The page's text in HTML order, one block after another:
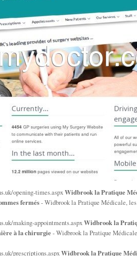
opening-times.aspx Widbrook la Pratique
fermés- Widbrook la Pratique Médicale,
making-appointments.aspx Widbrook la
à la chirurgie- Widbrook la Pratique
prescriptions.aspx Widbrook la Pratique